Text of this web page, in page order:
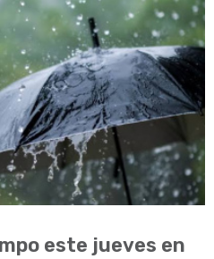
este jueves en